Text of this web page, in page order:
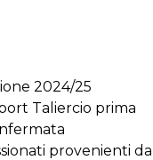
2024/25
Taliercio prima
provenienti dal